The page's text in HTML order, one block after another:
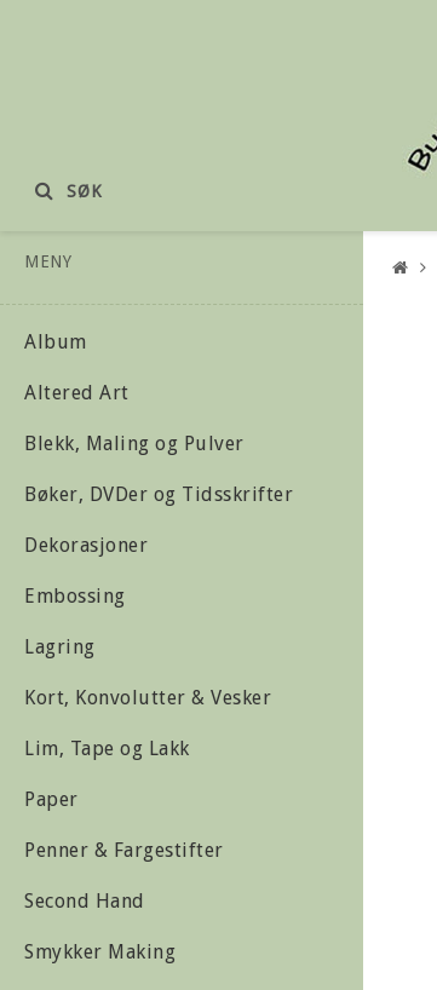
SØK
MENY
Album
Altered Art
Blekk, Maling og Pulver
Bøker, DVDer og Tidsskrifter
Dekorasjoner
Embossing
Lagring
Kort, Konvolutter & Vesker
Lim, Tape og Lakk
Paper
Penner & Fargestifter
Second Hand
Smykker Making